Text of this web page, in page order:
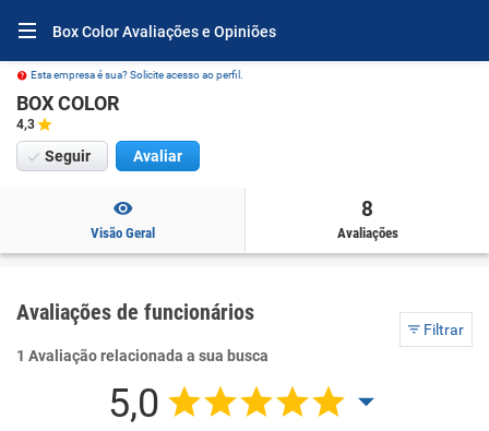
Box Color Avaliações e Opiniões
Esta empresa é sua? Solicite acesso ao perfil.
BOX COLOR
4,3
Seguir Avaliar
Visão Geral
8
Avaliações
Avaliações de funcionários
Filtrar
1 Avaliação relacionada a sua busca
5,0